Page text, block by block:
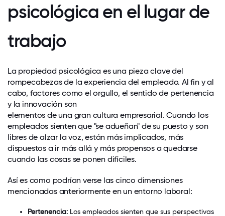
psicológica en el lugar de
trabajo
La propiedad psicológica es una pieza clave del
rompecabezas de la experiencia del empleado. Al fin y al
cabo, factores como el orgullo, el sentido de pertenencia
y la innovación son
elementos de una gran cultura empresarial. Cuando los
empleados sienten que "se adueñan" de su puesto y son
libres de alzar la voz, están más implicados, más
dispuestos a ir más allá y más propensos a quedarse
cuando las cosas se ponen difíciles.
Así es como podrían verse las cinco dimensiones
mencionadas anteriormente en un entorno laboral:
Pertenencia: Los empleados sienten que sus perspectivas